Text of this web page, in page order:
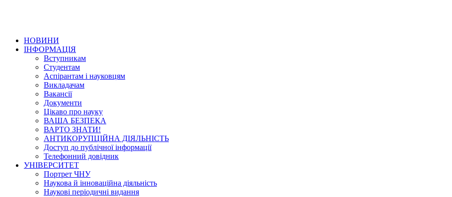
НОВИНИ
ІНФОРМАЦІЯ
Вступникам
Студентам
Аспірантам і науковцям
Викладачам
Вакансії
Документи
Цікаво про науку
ВАША БЕЗПЕКА
ВАРТО ЗНАТИ!
АНТИКОРУПЦІЙНА ДІЯЛЬНІСТЬ
Доступ до публічної інформації
Телефонний довідник
УНІВЕРСИТЕТ
Портрет ЧНУ
Наукова й інноваційна діяльність
Наукові періодичні видання